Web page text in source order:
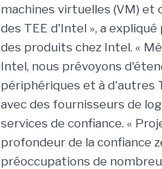
machines virtuelles (VM) et
des TEE d'Intel », a
des produits chez Intel. «
Intel, nous prévoyons
périphériques et à d'autres
avec des fournisseurs de
services de confiance. «
profondeur de la confiance
préoccupations de